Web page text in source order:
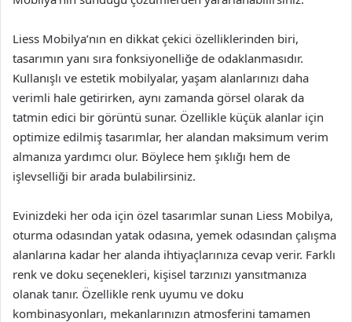
Liess Mobilya’nın en dikkat çekici özelliklerinden biri,
tasarımın yanı sıra fonksiyonelliğe de odaklanmasıdır.
Kullanışlı ve estetik mobilyalar, yaşam alanlarınızı daha
verimli hale getirirken, aynı zamanda görsel olarak da
tatmin edici bir görüntü sunar. Özellikle küçük alanlar için
optimize edilmiş tasarımlar, her alandan maksimum verim
almanıza yardımcı olur. Böylece hem şıklığı hem de
işlevselliği bir arada bulabilirsiniz.
Evinizdeki her oda için özel tasarımlar sunan Liess Mobilya,
oturma odasından yatak odasına, yemek odasından çalışma
alanlarına kadar her alanda ihtiyaçlarınıza cevap verir. Farklı
renk ve doku seçenekleri, kişisel tarzınızı yansıtmanıza
olanak tanır. Özellikle renk uyumu ve doku
kombinasyonları, mekanlarınızın atmosferini tamamen